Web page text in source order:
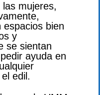
las mujeres,
espacios bien
y
se sientan
ayuda en
edil.